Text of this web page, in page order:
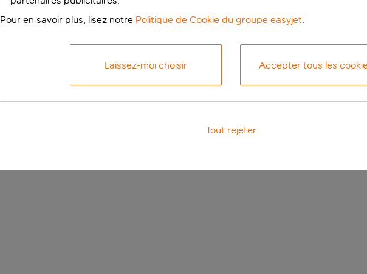
Pour en savoir plus, lisez notre Politique de Cookie du groupe easyjet.
Laissez-moi choisir Accepter tous les
Tout rejeter